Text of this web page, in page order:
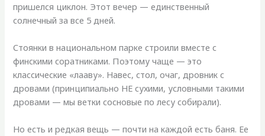
пришелся циклон. Этот вечер — единственный
солнечный за все 5 дней.
Стоянки в национальном парке строили вместе с
финскими соратниками. Поэтому чаще — это
классические «лааву». Навес, стол, очаг, дровник с
дровами (принципиально НЕ сухими, условными такими
дровами — мы ветки сосновые по лесу собирали).
Но есть и редкая вещь — почти на каждой есть баня. Ее